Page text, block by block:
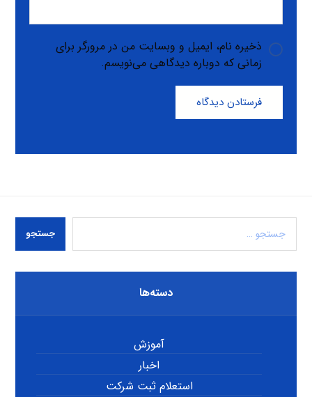
ذخیره نام، ایمیل و وبسایت من در مرورگر برای
زمانی که دوباره دیدگاهی می‌نویسم.
فرستادن دیدگاه
جستجو
دسته‌ها
آموزش
اخبار
استعلام ثبت شرکت